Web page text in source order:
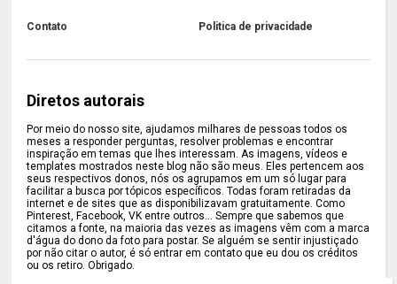
Contato Politica de privacidade
Diretos autorais
Por meio do nosso site, ajudamos milhares de pessoas todos os
meses a responder perguntas, resolver problemas e encontrar
inspiração em temas que lhes interessam. As imagens, vídeos e
templates mostrados neste blog não são meus. Eles pertencem aos
seus respectivos donos, nós os agrupamos em um só lugar para
facilitar a busca por tópicos específicos. Todas foram retiradas da
internet e de sites que as disponibilizavam gratuitamente. Como
Pinterest, Facebook, VK entre outros... Sempre que sabemos que
citamos a fonte, na maioria das vezes as imagens vêm com a marca
d'água do dono da foto para postar. Se alguém se sentir injustiçado
por não citar o autor, é só entrar em contato que eu dou os créditos
ou os retiro. Obrigado.